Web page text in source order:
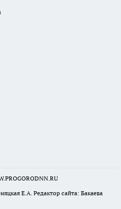
Е.А. Редактор сайта: Бакаева